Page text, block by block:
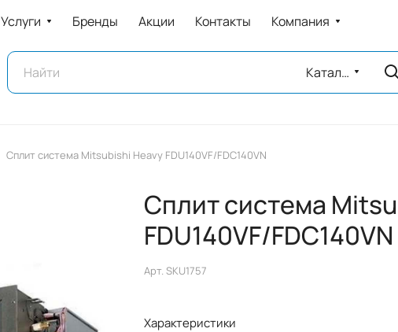
Услуги Бренды Акции Контакты Компания
Каталог
Сплит система Mitsubishi Heavy FDU140VF/FDC140VN
Сплит система
FDU140VF/FDC140VN
Арт. SKU1757
Характеристики